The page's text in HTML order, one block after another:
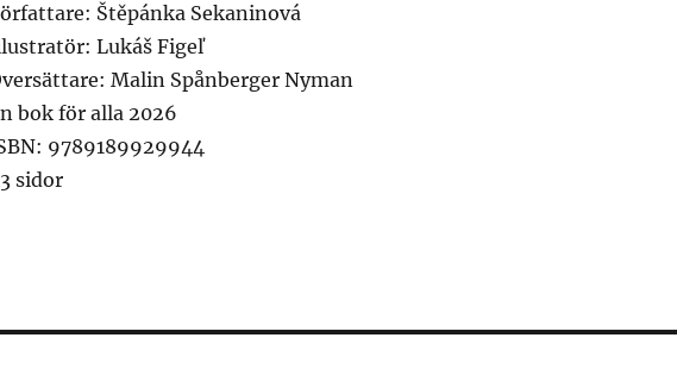
Štěpánka Sekaninová
Lukáš Figeľ
Malin Spånberger Nyman
bok för alla 2026
9789189929944
sidor